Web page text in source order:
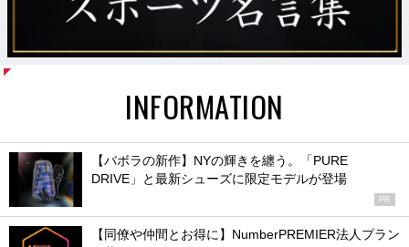
INFORMATION
【バボラの新作】NYの輝きを纏う。「PURE
DRIVE」と最新シューズに限定モデルが登場
PR
【同僚や仲間とお得に】NumberPREMIER法人プラン